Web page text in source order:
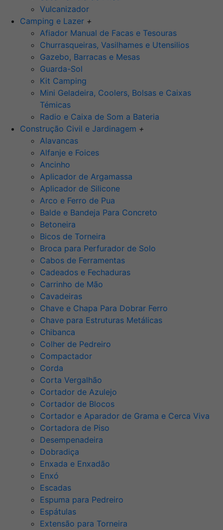
Vulcanizador
Camping e Lazer +
Afiador Manual de Facas e Tesouras
Churrasqueiras, Vasilhames e Utensilios
Gazebo, Barracas e Mesas
Guarda-Sol
Kit Camping
Mini Geladeira, Coolers, Bolsas e Caixas
Témicas
Radio e Caixa de Som a Bateria
Construção Civil e Jardinagem +
Alavancas
Alfanje e Foices
Ancinho
Aplicador de Argamassa
Aplicador de Silicone
Arco e Ferro de Pua
Balde e Bandeja Para Concreto
Betoneira
Bicos de Torneira
Broca para Perfurador de Solo
Cabos de Ferramentas
Cadeados e Fechaduras
Carrinho de Mão
Cavadeiras
Chave e Chapa Para Dobrar Ferro
Chave para Estruturas Metálicas
Chibanca
Colher de Pedreiro
Compactador
Corda
Corta Vergalhão
Cortador de Azulejo
Cortador de Blocos
Cortador e Aparador de Grama e Cerca Viva
Cortadora de Piso
Desempenadeira
Dobradiça
Enxada e Enxadão
Enxó
Escadas
Espuma para Pedreiro
Espátulas
Extensão para Torneira